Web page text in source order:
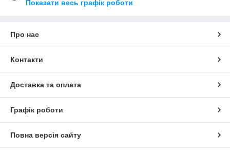
Показати весь графік роботи
Про нас
Контакти
Доставка та оплата
Графік роботи
Повна версія сайту